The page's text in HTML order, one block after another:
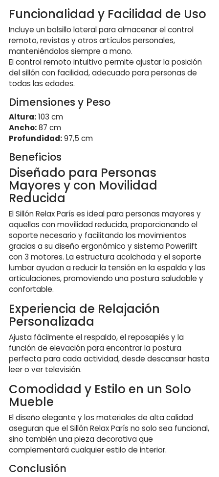
Funcionalidad y Facilidad de Uso
Incluye un bolsillo lateral para almacenar el control
remoto, revistas y otros artículos personales,
manteniéndolos siempre a mano.
El control remoto intuitivo permite ajustar la posición
del sillón con facilidad, adecuado para personas de
todas las edades.
Dimensiones y Peso
Altura:103 cm
Ancho:87 cm
Profundidad:97,5 cm
Beneficios
Diseñado para Personas
Mayores y con Movilidad
Reducida
El Sillón Relax París es ideal para personas mayores y
aquellas con movilidad reducida, proporcionando el
soporte necesario y facilitando los movimientos
gracias a su diseño ergonómico y sistema Powerlift
con 3 motores. La estructura acolchada y el soporte
lumbar ayudan a reducir la tensión en la espalda y las
articulaciones, promoviendo una postura saludable y
confortable.
Experiencia de Relajación
Personalizada
Ajusta fácilmente el respaldo, el reposapiés y la
función de elevación para encontrar la postura
perfecta para cada actividad, desde descansar hasta
leer o ver televisión.
Comodidad y Estilo en un Solo
Mueble
El diseño elegante y los materiales de alta calidad
aseguran que el Sillón Relax París no solo sea funcional,
sino también una pieza decorativa que
complementará cualquier estilo de interior.
Conclusión